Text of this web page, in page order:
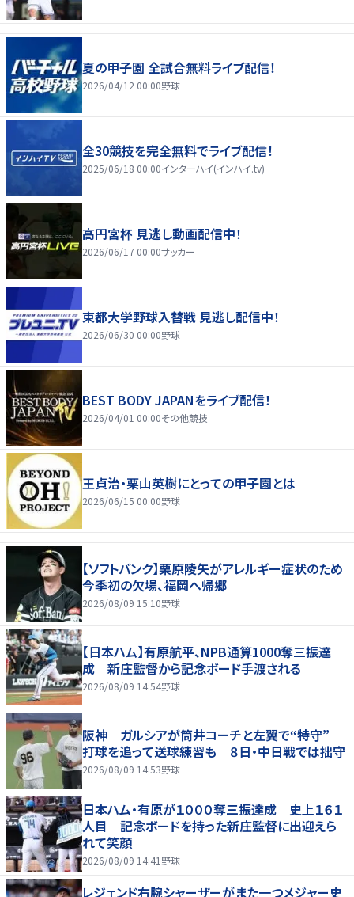
夏の甲子園 全試合無料ライブ配信！
2026/04/12 00:00野球
全30競技を完全無料でライブ配信！
2025/06/18 00:00インターハイ(インハイ.tv)
高円宮杯 見逃し動画配信中！
2026/06/17 00:00サッカー
東都大学野球入替戦 見逃し配信中！
2026/06/30 00:00野球
BEST BODY JAPANをライブ配信！
2026/04/01 00:00その他競技
王貞治・栗山英樹にとっての甲子園とは
2026/06/15 00:00野球
【ソフトバンク】栗原陵矢がアレルギー症状のため
今季初の欠場、福岡へ帰郷
2026/08/09 15:10野球
【日本ハム】有原航平、NPB通算1000奪三振達
成 新庄監督から記念ボード手渡される
2026/08/09 14:54野球
阪神 ガルシアが筒井コーチと左翼で“特守”
打球を追って送球練習も ８日・中日戦では拙守
2026/08/09 14:53野球
日本ハム・有原が１０００奪三振達成 史上１６１
人目 記念ボードを持った新庄監督に出迎えら
れて笑顔
2026/08/09 14:41 野球
レジェンド右腕シャーザーがまた一つメジャー史